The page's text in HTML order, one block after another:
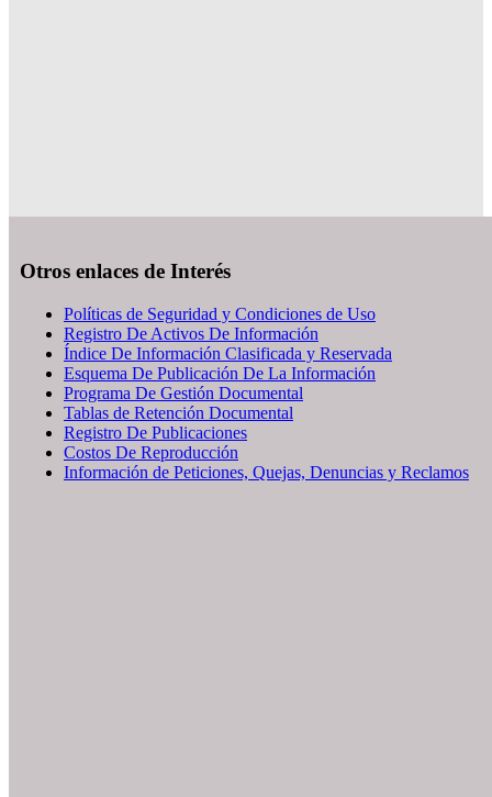
Otros enlaces de Interés
Políticas de Seguridad y Condiciones de Uso
Registro De Activos De Información
Índice De Información Clasificada y Reservada
Esquema De Publicación De La Información
Programa De Gestión Documental
Tablas de Retención Documental
Registro De Publicaciones
Costos De Reproducción
Información de Peticiones, Quejas, Denuncias y Reclamos